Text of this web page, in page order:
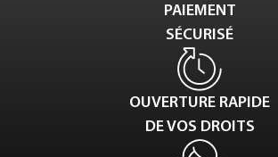
PAIEMENT
SÉCURISÉ
OUVERTURE RAPIDE
DE VOS DROITS